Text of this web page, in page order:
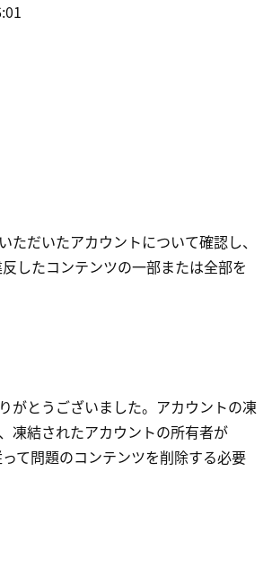
ただいたアカウントについて確認し、
したコンテンツの一部または全部を
がとうございました。アカウントの凍
凍結されたアカウントの所有者が
て問題のコンテンツを削除する必要